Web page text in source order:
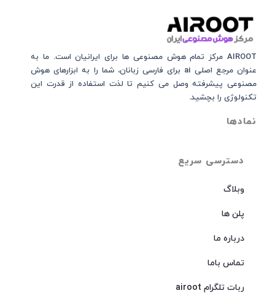
دسترسی سریع
وبلاگ
پلن ها
درباره ما
تماس باما
ربات تلگرام airoot
AIROOT مرکز تمام هوش مصنوعی‌‌‌ ها برای ایرانیان است. ما به
عنوان مرجع اصلی ai برای فارسی زبانان، شما را به ابزارهای هوش
مصنوعی پیشرفته وصل می کنیم تا لذت استفاده از قدرت این
تکنولوژی را بچشید.
نمادها